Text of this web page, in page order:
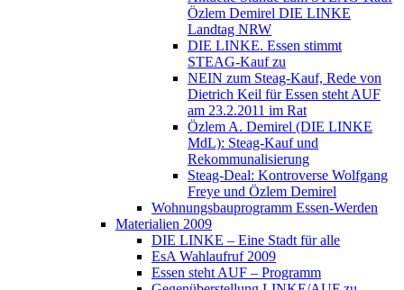
Özlem Demirel DIE LINKE
Landtag NRW
DIE LINKE. Essen stimmt
STEAG-Kauf zu
NEIN zum Steag-Kauf, Rede von
Dietrich Keil für Essen steht AUF
am 23.2.2011 im Rat
Özlem A. Demirel (DIE LINKE
MdL): Steag-Kauf und
Rekommunalisierung
Steag-Deal: Kontroverse Wolfgang
Freye und Özlem Demirel
Wohnungsbauprogramm Essen-Werden
Materialien 2009
DIE LINKE – Eine Stadt für alle
EsA Wahlaufruf 2009
Essen steht AUF – Programm